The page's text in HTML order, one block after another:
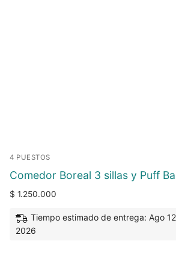
4 PUESTOS
Comedor Boreal 3 sillas y Puff
$ 1.250.000
Tiempo estimado de entrega: Ago
2026